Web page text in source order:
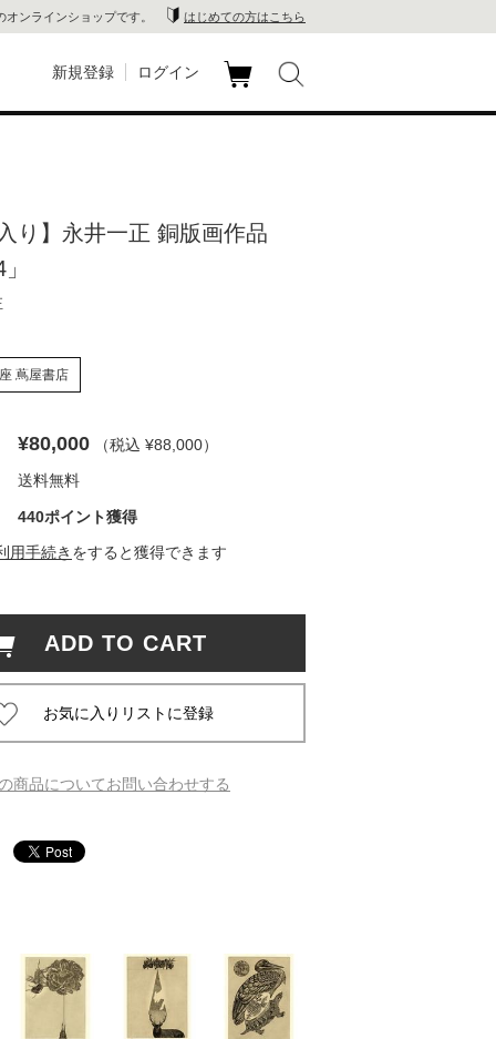
ンラインショップです。 はじめての方はこちら
蔦
蔦
屋
屋
新規登録 ログイン
り】永井一正 銅版画作品
蔦屋書店
¥80,000 （税込 ¥88,000）
送料無料
440ポイント獲得
用手続き をすると獲得できます
ADD TO CART
商品についてお問い合わせする